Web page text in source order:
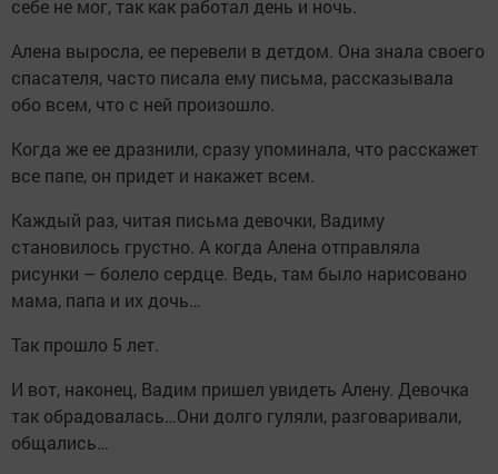
себе не мог, так как работал день и ночь.
Алена выросла, ее перевели в детдом. Она знала своего
спасателя, часто писала ему письма, рассказывала
обо всем, что с ней произошло.
Когда же ее дразнили, сразу упоминала, что расскажет
все папе, он придет и накажет всем.
Каждый раз, читая письма девочки, Вадиму
становилось грустно. А когда Алена отправляла
рисунки – болело сердце. Ведь, там было нарисовано
мама, папа и их дочь…
Так прошло 5 лет.
И вот, наконец, Вадим пришел увидеть Алену. Девочка
так обрадовалась…Они долго гуляли, разговаривали,
общались…